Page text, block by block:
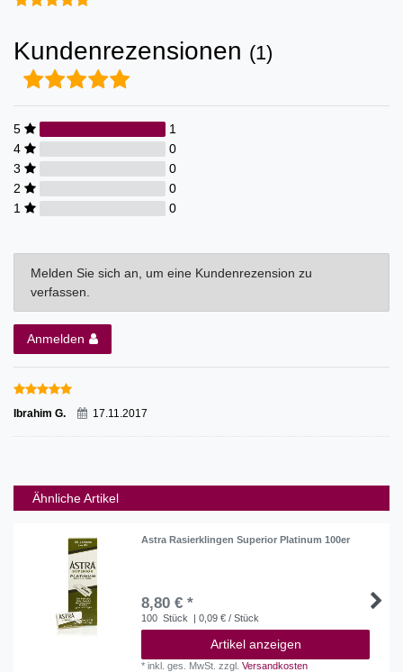
Kundenrezensionen (1)
5
1
4
0
3
0
2
0
1
0
Melden Sie sich an, um eine Kundenrezension zu
verfassen.
Anmelden
Ibrahim G. 17.11.2017
Ähnliche Artikel
Astra Rasierklingen Superior Platinum 100er
8,80 € *
100 Stück | 0,09 € / Stück
Artikel anzeigen
*inkl. ges. MwSt. zzgl.Versandkosten